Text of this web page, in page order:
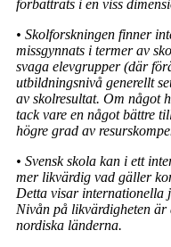
förbättrats i en viss
• Skolforskningen finner
missgynnats i termer av
svaga elevgrupper (där
utbildningsnivå generellt
av skolresultat. Om något
tack vare en något bättre
högre grad av
• Svensk skola kan i ett
mer likvärdig vad gäller
Detta visar internationella
Nivån på likvärdigheten
nordiska länderna.